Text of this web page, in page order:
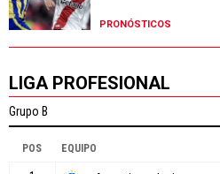
PRONÓSTICOS
LIGA PROFESIONAL